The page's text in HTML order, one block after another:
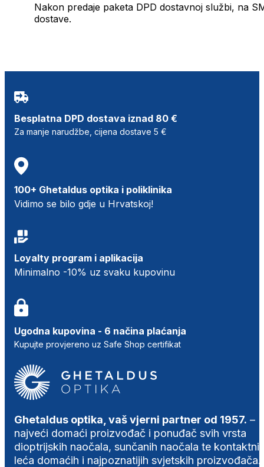
Nakon predaje paketa DPD dostavnoj službi, na
dostave.
Besplatna DPD dostava iznad 80 €
Za manje narudžbe, cijena dostave 5 €
100+ Ghetaldus optika i poliklinika
Vidimo se bilo gdje u Hrvatskoj!
Loyalty program i aplikacija
Minimalno -10% uz svaku kupovinu
Ugodna kupovina - 6 načina plaćanja
Kupujte provjereno uz Safe Shop certifikat
Ghetaldus optika, vaš vjerni partner od 1957. –
najveći domaći proizvođač i ponuđač svih vrsta
dioptrijskih naočala, sunčanih naočala te
leća domaćih i najpoznatijih svjetskih proizvođača.